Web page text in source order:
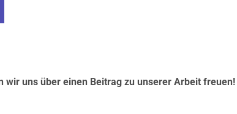
uns über einen Beitrag zu unserer Arbeit freuen!